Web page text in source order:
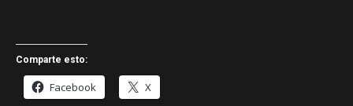
Comparte esto:
Facebook X